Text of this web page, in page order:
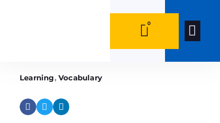
0
0
Learning,Vocabulary